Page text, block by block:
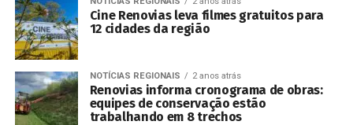
Cine Renovias leva filmes gratuitos para
12 cidades da região
NOTÍCIAS REGIONAIS 2 anos atrás
Renovias informa cronograma de obras:
equipes de conservação estão
trabalhando em 8 trechos